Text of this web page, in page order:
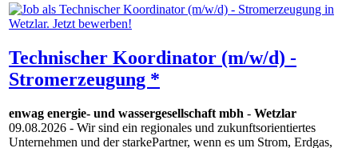
Technischer Koordinator (m/w/d) -
Stromerzeugung *
enwag energie- und wassergesellschaft mbh - Wetzlar
09.08.2026 - Wir sind ein regionales und zukunftsorientiertes
Unternehmen und der starkePartner, wenn es um Strom, Erdgas,